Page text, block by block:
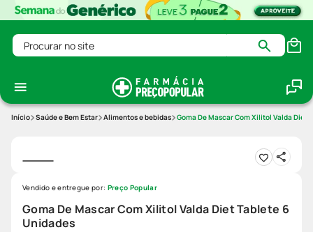
Procurar no site
Saúde e Bem Estar Alimentos e bebidas Goma De Mascar Com Xilitol Valda Diet
Goma De Mascar Com Xilitol Valda Diet Tablete 6
Unidades
Vendido e entregue por: Preço Popular